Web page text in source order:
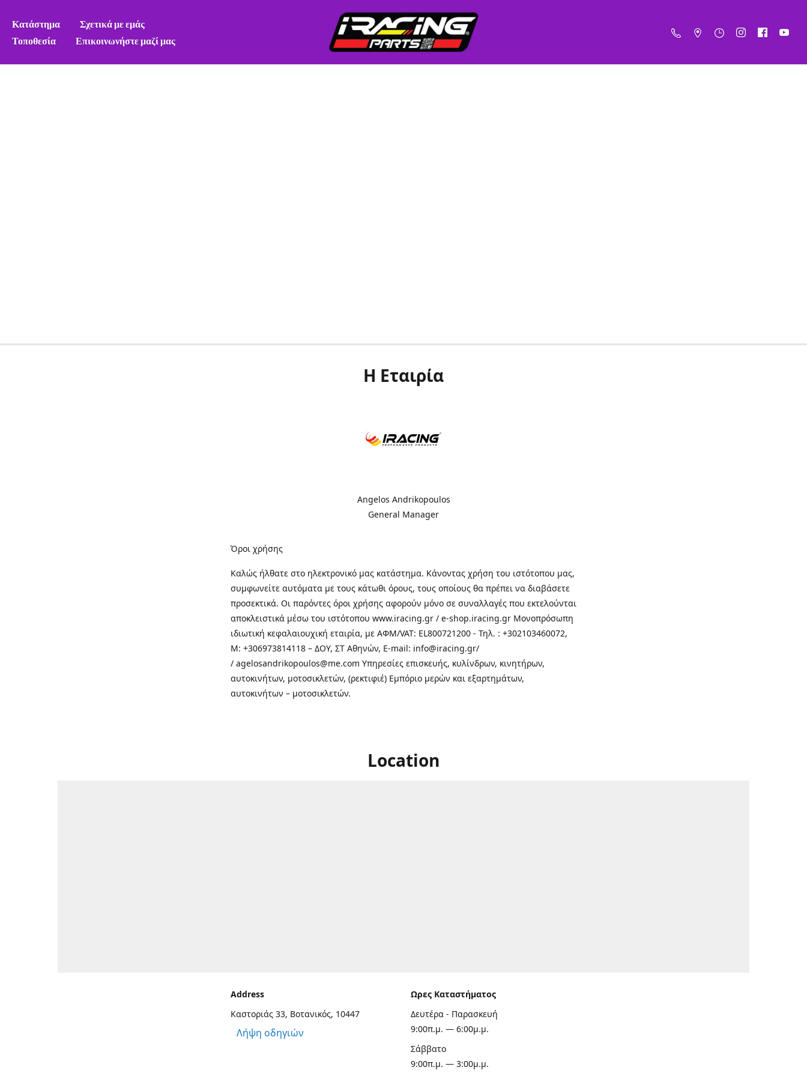
Κατάστημα
Σχετικά με εμάς
Τοποθεσία
Επικοινωνήστε μαζί μας
Η Εταιρία
Angelos Andrikopoulos
General Manager
Όροι χρήσης
Καλώς ήλθατε στo ηλεκτρονικό μας κατάστημα. Κάνοντας χρήση του ιστότοπου μας,
συμφωνείτε αυτόματα με τους κάτωθι όρους, τους οποίους θα πρέπει να διαβάσετε
προσεκτικά. Οι παρόντες όροι χρήσης αφορούν μόνο σε συναλλαγές που εκτελούνται
αποκλειστικά μέσω του ιστότοπου www.iracing.gr / e-shop.iracing.gr Μονοπρόσωπη
ιδιωτική κεφαλαιουχική εταιρία, με ΑΦΜ/VAT: EL800721200 - Τηλ. : +302103460072,
M: +306973814118 – ΔΟΥ, ΣΤ Αθηνών, E-mail: info@iracing.gr/
/ agelosandrikopoulos@me.com Υπηρεσίες επισκευής, κυλίνδρων, κινητήρων,
αυτοκινήτων, μοτοσικλετών, (ρεκτιφιέ) Εμπόριο μερών και εξαρτημάτων,
αυτοκινήτων – μοτοσικλετών.
Location
Address
Καστοριάς 33, Βοτανικός, 10447
Λήψη οδηγιών
Ωρες Καταστήματος
Δευτέρα - Παρασκευή
9:00π.μ. — 6:00μ.μ.
Σάββατο
9:00π.μ. — 3:00μ.μ.